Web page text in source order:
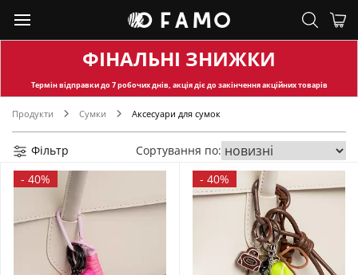
ФІНАЛЬНІ ЗНИЖКИ
Термін відправкидо 7 робочих днів, акція діє до закінчення акційних товарів
Продукти Сумки Аксесуари для сумок
Фільтр
Сортування по:
- 40% - 40%